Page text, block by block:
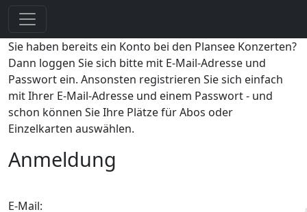
Sie haben bereits ein Konto bei den Plansee Konzerten?
Dann loggen Sie sich bitte mit E-Mail-Adresse und
Passwort ein. Ansonsten registrieren Sie sich einfach
mit Ihrer E-Mail-Adresse und einem Passwort - und
schon können Sie Ihre Plätze für Abos oder
Einzelkarten auswählen.
Anmeldung
E-Mail: